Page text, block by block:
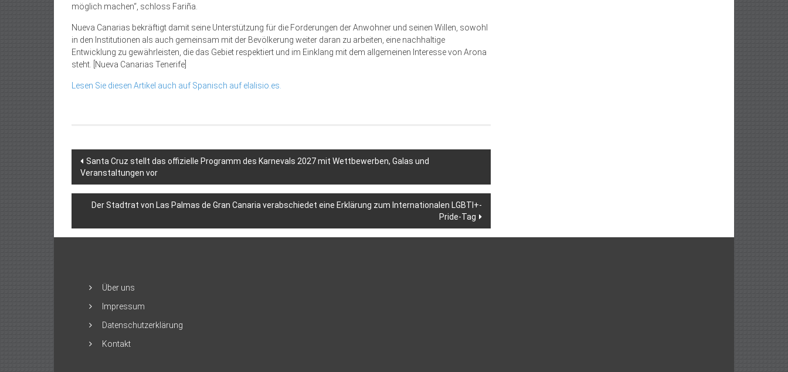
möglich machen“, schloss Fariña.
Nueva Canarias bekräftigt damit seine Unterstützung für die Forderungen der Anwohner und seinen Willen, sowohl
in den Institutionen als auch gemeinsam mit der Bevölkerung weiter daran zu arbeiten, eine nachhaltige
Entwicklung zu gewährleisten, die das Gebiet respektiert und im Einklang mit dem allgemeinen Interesse von Arona
steht. [Nueva Canarias Tenerife]
Lesen Sie diesen Artikel auch auf Spanisch auf elalisio.es.
Beitragsnavigation
Santa Cruz stellt das offizielle Programm des Karnevals 2027 mit Wettbewerben, Galas und
Veranstaltungen vor
Der Stadtrat von Las Palmas de Gran Canaria verabschiedet eine Erklärung zum Internationalen LGBTI+-
Pride-Tag
Über uns
Impressum
Datenschutzerklärung
Kontakt